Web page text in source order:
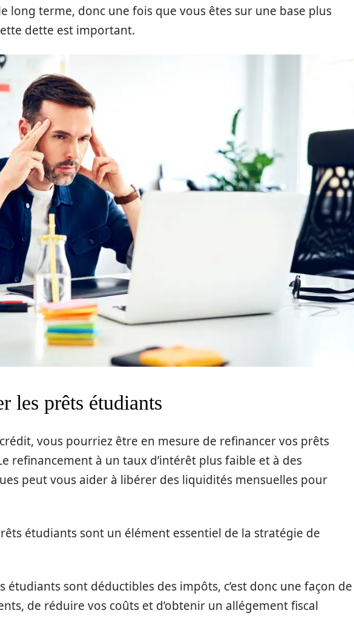
long terme, donc une fois que vous êtes sur une base plus
dette est important.
les prêts étudiants
vous pourriez être en mesure de refinancer vos prêts
refinancement à un taux d’intérêt plus faible et à des
peut vous aider à libérer des liquidités mensuelles pour
étudiants sont un élément essentiel de la stratégie de
étudiants sont déductibles des impôts, c’est donc une façon de
de réduire vos coûts et d’obtenir un allégement fiscal